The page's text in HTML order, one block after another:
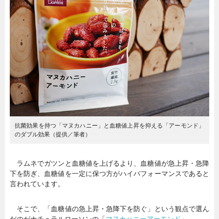
抗菌効果を持つ「マヌカハニー」と血糖値上昇を抑える「アーモンド」
のダブル効果（提供／筆者）
ラムネでガツンと血糖値を上げるより、血糖値が急上昇・急降
下を防ぎ、血糖値を一定に保つ方がハイパフォーマンスであると
言われています。
そこで、「血糖値の急上昇・急降下を防ぐ」という観点で選ん